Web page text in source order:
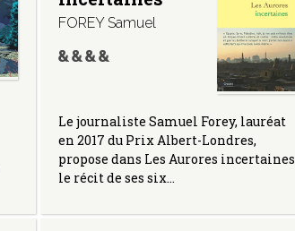
FOREY Samuel
Le journaliste Samuel Forey, lauréat
en 2017 du Prix Albert-Londres,
propose dans Les Aurores incertaines
le récit de ses six…